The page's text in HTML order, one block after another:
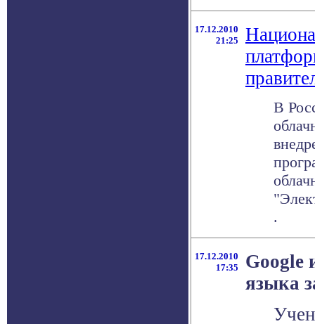
17.12.2010
21:25
В
.
17.12.2010
17:35
Google
языка